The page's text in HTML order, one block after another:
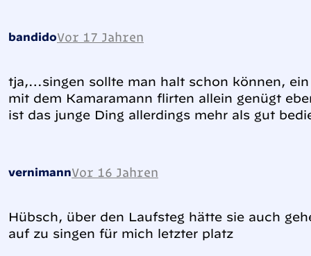
bandidoVor 17 Jahren
tja,…singen sollte man halt schon können,
mit dem Kamaramann flirten allein genügt
ist das junge Ding allerdings mehr als gut
vernimannVor 16 Jahren
Hübsch, über den Laufsteg hätte sie auch
auf zu singen für mich letzter platz